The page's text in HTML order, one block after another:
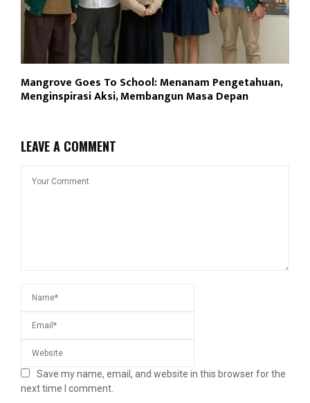
Mangrove Goes To School: Menanam Pengetahuan,
Menginspirasi Aksi, Membangun Masa Depan
LEAVE A COMMENT
Save my name, email, and website in this browser for the
next time I comment.